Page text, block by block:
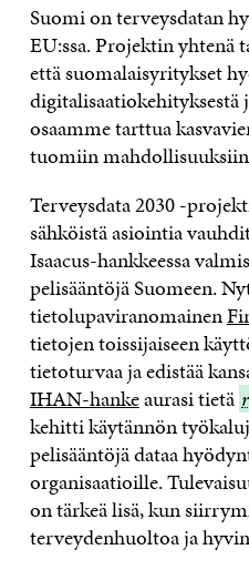
Suomi on terveysdatan
EU:ssa. Projektin yhtenä
että suomalaisyritykset
digitalisaatiokehityksestä
osaamme tarttua
tuomiin
Terveysdata 2030 -
sähköistä asiointia
Isaacus-hankkeessa
pelisääntöjä Suomeen.
tietolupaviranomainen
tietojen toissijaiseen
tietoturvaa ja edistää
IHAN-hankeaurasi tietä
kehitti käytännön
pelisääntöjä dataa
organisaatioille.
on tärkeä lisä, kun
terveydenhuoltoa ja